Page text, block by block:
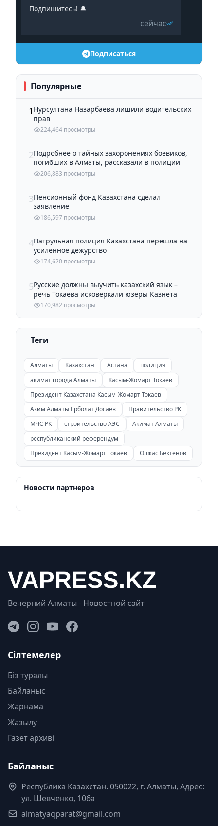
Подпишитесь! 🔔
сейчас
Подписаться
Популярные
1 Нурсултана Назарбаева лишили водительских
прав
224,464 просмотры
2Подробнее о тайных захоронениях боевиков,
погибших в Алматы, рассказали в полиции
206,883 просмотры
3Пенсионный фонд Казахстана сделал
заявление
186,597 просмотры
4Патрульная полиция Казахстана перешла на
усиленное дежурство
174,620 просмотры
5Русские должны выучить казахский язык –
речь Токаева исковеркали юзеры Казнета
170,982 просмотры
Теги
Алматы Казахстан Астана
полиция
акимат города Алматы
Касым-Жомарт Токаев
Президент Казахстана Касым-Жомарт Токаев
Аким Алматы Ерболат Досаев
Правительство РК
МЧС РК
строительство АЭС
Акимат Алматы
республиканский референдум
Президент Касым-Жомарт Токаев
Олжас Бектенов
Новости партнеров
Вечерний Алматы - Новостной сайт
Сілтемелер
Біз туралы
Байланыс
Жарнама
Жазылу
Газет архиві
Байланыс
Республика Казахстан. 050022, г. Алматы, Адрес:
ул. Шевченко, 106а
almatyaqparat@gmail.com